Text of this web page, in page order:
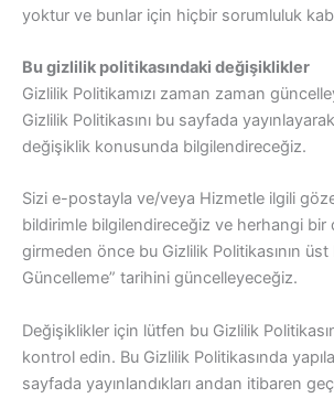
yoktur ve bunlar için hiçbir sorumluluk
Bu gizlilik politikasındaki değişiklikler
Gizlilik Politikamızı zaman zaman
Gizlilik Politikasını bu sayfada
değişiklik konusunda bilgilendireceğiz.
Sizi e-postayla ve/veya Hizmetle ilgili
bildirimle bilgilendireceğiz ve herhangi bir
girmeden önce bu Gizlilik Politikasının üst
Güncelleme” tarihini güncelleyeceğiz.
Değişiklikler için lütfen bu Gizlilik
kontrol edin. Bu Gizlilik Politikasında
sayfada yayınlandıkları andan itibaren